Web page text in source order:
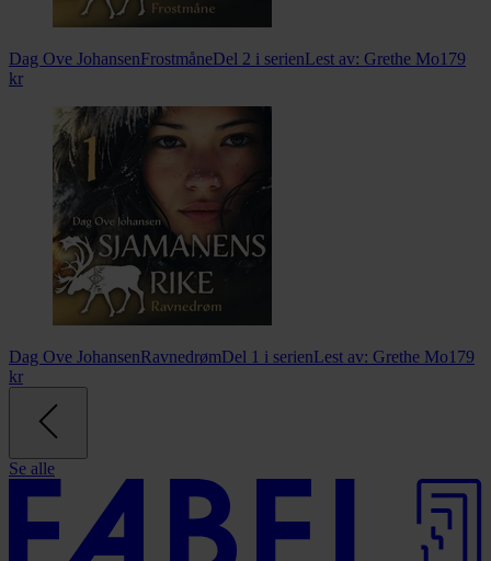
Dag Ove JohansenFrostmåneDel 2 i serienLest av: Grethe Mo179
kr
Dag Ove JohansenRavnedrømDel 1 i serienLest av: Grethe Mo179
kr
Se alle